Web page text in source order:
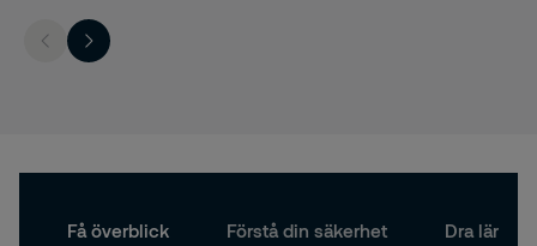
Få överblick Förstå din säkerhet Dra